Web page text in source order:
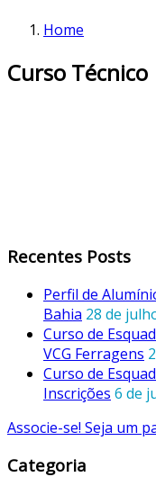
Home
Curso Técnico
Recentes Posts
Perfil de
Bahia 28 de
Curso de
VCG Ferragens
Curso de
Inscrições 6 de
Associe-se! Seja um
Categoria